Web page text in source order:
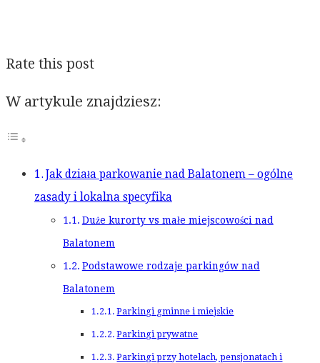
Rate this post
W artykule znajdziesz:
Jak działa parkowanie nad Balatonem – ogólne
zasady i lokalna specyfika
Duże kurorty vs małe miejscowości nad
Balatonem
Podstawowe rodzaje parkingów nad
Balatonem
Parkingi gminne i miejskie
Parkingi prywatne
Parkingi przy hotelach, pensjonatach i